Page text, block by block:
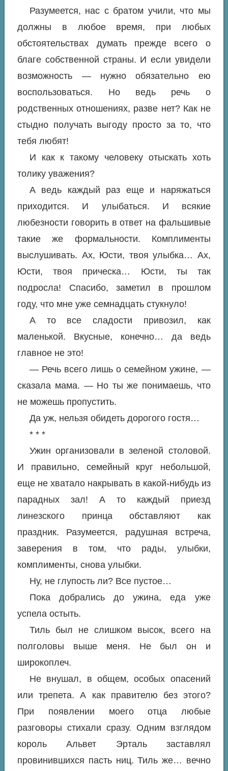
Разумеется, нас с братом учили, что мы
должны в любое время, при любых
обстоятельствах думать прежде всего о
благе собственной страны. И если увидели
возможность — нужно обязательно ею
воспользоваться. Но ведь речь о
родственных отношениях, разве нет? Как не
стыдно получать выгоду просто за то, что
тебя любят!
И как к такому человеку отыскать хоть
толику уважения?
А ведь каждый раз еще и наряжаться
приходится. И улыбаться. И всякие
любезности говорить в ответ на фальшивые
такие же формальности. Комплименты
выслушивать. Ах, Юсти, твоя улыбка… Ах,
Юсти, твоя прическа… Юсти, ты так
подросла! Спасибо, заметил в прошлом
году, что мне уже семнадцать стукнуло!
А то все сладости привозил, как
маленькой. Вкусные, конечно… да ведь
главное не это!
— Речь всего лишь о семейном ужине, —
сказала мама. — Но ты же понимаешь, что
не можешь пропустить.
Да уж, нельзя обидеть дорогого гостя…
* * *
Ужин организовали в зеленой столовой.
И правильно, семейный круг небольшой,
еще не хватало накрывать в какой-нибудь из
парадных зал! А то каждый приезд
линезского принца обставляют как
праздник. Разумеется, радушная встреча,
заверения в том, что рады, улыбки,
комплименты, снова улыбки.
Ну, не глупость ли? Все пустое…
Пока добрались до ужина, еда уже
успела остыть.
Тиль был не слишком высок, всего на
полголовы выше меня. Не был он и
широкоплеч.
Не внушал, в общем, особых опасений
или трепета. А как правителю без этого?
При появлении моего отца любые
разговоры стихали сразу. Одним взглядом
король Альвет Эрталь заставлял
провинившихся пасть ниц. Тиль же… вечно